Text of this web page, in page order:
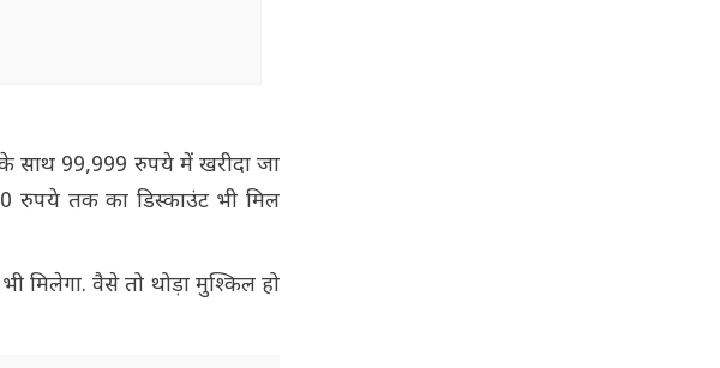
साथ 99,999 रुपये में खरीदा जा
रुपये तक का डिस्काउंट भी मिल
वैसे तो थोड़ा मुश्किल हो